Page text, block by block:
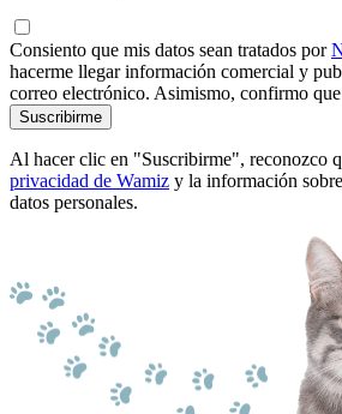
Consiento que mis datos sean tratados por
hacerme llegar información comercial y
correo electrónico. Asimismo, confirmo
Suscribirme
Al hacer clic en "Suscribirme", reconozco
privacidad de Wamiz y la información
datos personales.